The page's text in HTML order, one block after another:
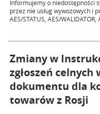
Informujemy o niedostępności
przez nie usług wywozowych i
AES/STATUS, AES/WALIDATOR,
Zmiany w
zgłoszeń
dokumentu dla
towarów z Rosji